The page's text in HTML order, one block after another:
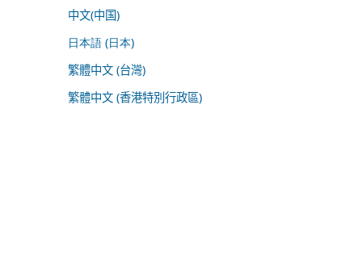
中文(中国)
日本語 (日本)
繁體中文 (台灣)
繁體中文 (香港特別行政區)